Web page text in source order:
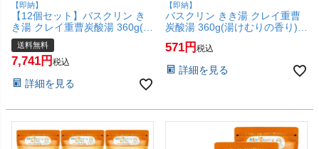
【即納】
【12個セット】バスクリン き
き湯 クレイ重曹炭酸湯 360g(湯
けむりの香り)【炭酸入浴剤 カ
サつく肌荒れ しっしん 疲労】
【宅配便送料無料】(6067892-
送料無料
7,741 税込
詳細を見る
【即納】
バスクリン きき湯 クレイ重曹
炭酸湯 360g(湯けむりの香り)
【炭酸入浴剤 カサつく肌荒れ
しっしん 疲労】【SBT】
571 税込
詳細を見る